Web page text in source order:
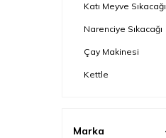
Katı Meyve Sıkacağı
Narenciye Sıkacağı
Çay Makinesi
Kettle
Marka